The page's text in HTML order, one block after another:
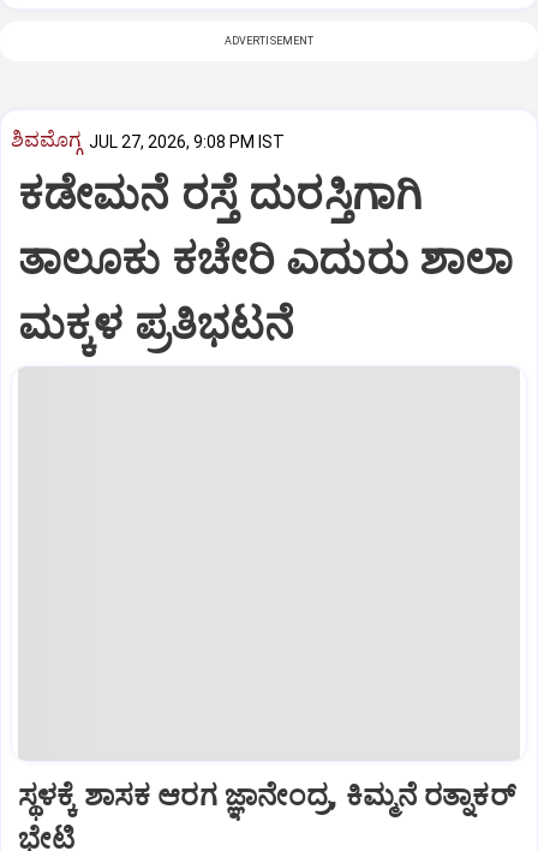
ADVERTISEMENT
ಶಿವಮೊಗ್ಗ JUL 27, 2026, 9:08 PM IST
ಕಡೇಮನೆ ರಸ್ತೆ ದುರಸ್ತಿಗಾಗಿ
ತಾಲೂಕು ಕಚೇರಿ ಎದುರು ಶಾಲಾ
ಮಕ್ಕಳ ಪ್ರತಿಭಟನೆ
ಸ್ಥಳಕ್ಕೆ ಶಾಸಕ ಆರಗ ಜ್ಞಾನೇಂದ್ರ, ಕಿಮ್ಮನೆ ರತ್ನಾಕರ್
ಭೇಟಿ